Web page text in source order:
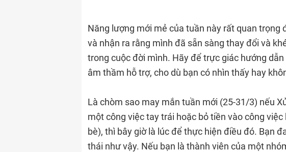
Năng lượng mới mẻ của tuần này rất quan trọng
và nhận ra rằng mình đã sẵn sàng thay đổi và
trong cuộc đời mình. Hãy để trực giác hướng
âm thầm hỗ trợ, cho dù bạn có nhìn thấy hay
Là chòm sao may mắn tuần mới (25-31/3) nếu
một công việc tay trái hoặc bỏ tiền vào công
bè), thì bây giờ là lúc để thực hiện điều đó. Bạn
thái như vậy. Nếu bạn là thành viên của một